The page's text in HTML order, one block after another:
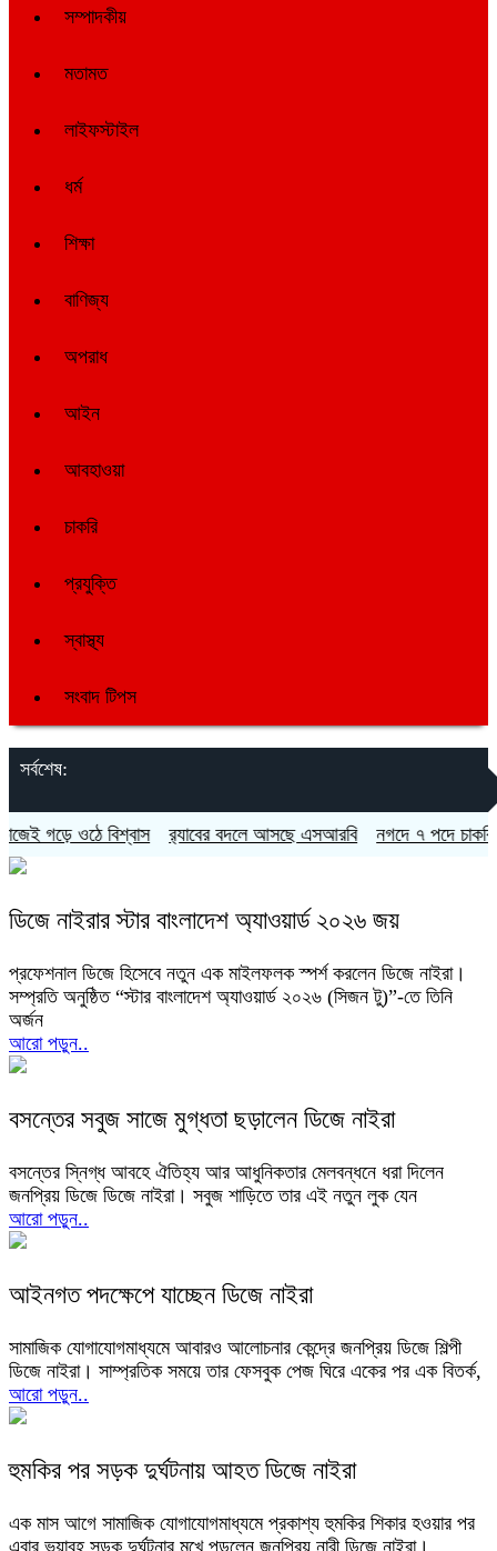
সম্পাদকীয়
মতামত
লাইফস্টাইল
ধর্ম
শিক্ষা
বাণিজ্য
অপরাধ
আইন
আবহাওয়া
চাকরি
প্রযুক্তি
স্বাস্থ্য
সংবাদ টিপস
সর্বশেষ:
গড়ে ওঠে বিশ্বাস র‍্যাবের বদলে আসছে এসআরবি নগদে ৭ পদে চাকরির
ডিজে নাইরার স্টার বাংলাদেশ অ্যাওয়ার্ড ২০২৬ জয়
প্রফেশনাল ডিজে হিসেবে নতুন এক মাইলফলক স্পর্শ করলেন ডিজে নাইরা।
সম্প্রতি অনুষ্ঠিত “স্টার বাংলাদেশ অ্যাওয়ার্ড ২০২৬ (সিজন টু)”-তে তিনি
অর্জন
আরো পড়ুন..
বসন্তের সবুজ সাজে মুগ্ধতা ছড়ালেন ডিজে নাইরা
বসন্তের স্নিগ্ধ আবহে ঐতিহ্য আর আধুনিকতার মেলবন্ধনে ধরা দিলেন
জনপ্রিয় ডিজে ডিজে নাইরা। সবুজ শাড়িতে তার এই নতুন লুক যেন
আরো পড়ুন..
আইনগত পদক্ষেপে যাচ্ছেন ডিজে নাইরা
সামাজিক যোগাযোগমাধ্যমে আবারও আলোচনার কেন্দ্রে জনপ্রিয় ডিজে শিল্পী
ডিজে নাইরা। সাম্প্রতিক সময়ে তার ফেসবুক পেজ ঘিরে একের পর এক বিতর্ক,
আরো পড়ুন..
হুমকির পর সড়ক দুর্ঘটনায় আহত ডিজে নাইরা
এক মাস আগে সামাজিক যোগাযোগমাধ্যমে প্রকাশ্য হুমকির শিকার হওয়ার পর
এবার ভয়াবহ সড়ক দুর্ঘটনার মুখে পড়লেন জনপ্রিয় নারী ডিজে নাইরা।